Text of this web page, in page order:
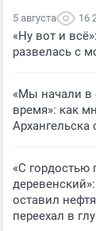
5 августа 16
«Ну вот и
развелась с
«Мы начали в
время»: как
Архангельска
«С гордостью
оставил
переехал в